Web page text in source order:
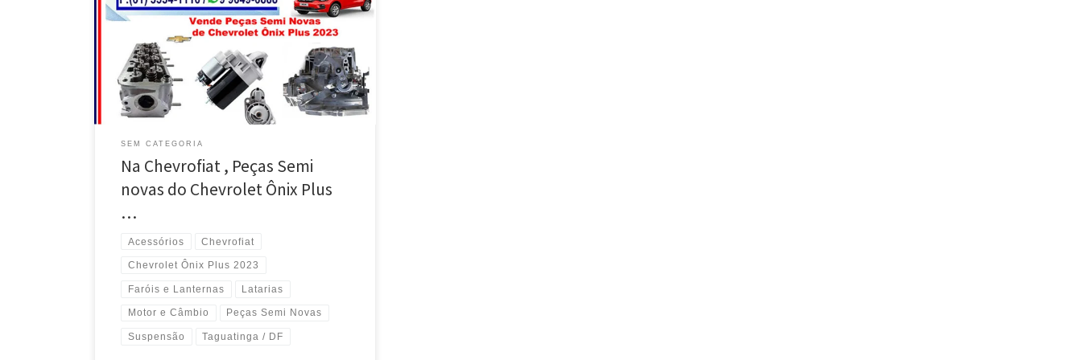
Ônix Plus 2023 – Taguatinga / Brasília DF Vende o
motor completo ou Parcial do Chevrolet Ônix Plus
2023 – Taguatinga/ Brasília DF Vende a Caixa de
Câmbio Total ou Parcial do Chevrolet Ônix Plus 2023 –
Taguatinga/ Brasília / DF Vende o […]
SEM CATEGORIA
Na Chevrofiat , Peças Semi
novas do Chevrolet Ônix Plus
…
Acessórios Chevrofiat
Chevrolet Ônix Plus 2023
Faróis e Lanternas Latarias
Motor e Câmbio Peças Semi Novas
Suspensão Taguatinga / DF